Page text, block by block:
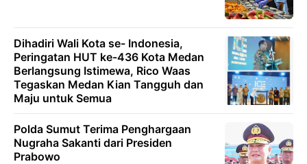
Dihadiri Wali Kota se- Indonesia,
Peringatan HUT ke-436 Kota Medan
Berlangsung Istimewa, Rico Waas
Tegaskan Medan Kian Tangguh dan
Maju untuk Semua
Polda Sumut Terima Penghargaan
Nugraha Sakanti dari Presiden
Prabowo